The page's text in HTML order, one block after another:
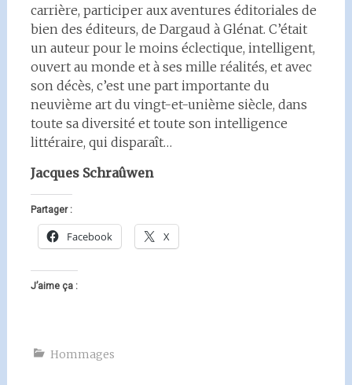
carrière, participer aux aventures éditoriales de
bien des éditeurs, de Dargaud à Glénat. C’était
un auteur pour le moins éclectique, intelligent,
ouvert au monde et à ses mille réalités, et avec
son décès, c’est une part importante du
neuvième art du vingt-et-unième siècle, dans
toute sa diversité et toute son intelligence
littéraire, qui disparaît…
Jacques Schraûwen
Partager :
Facebook X
J’aime ça :
Hommages